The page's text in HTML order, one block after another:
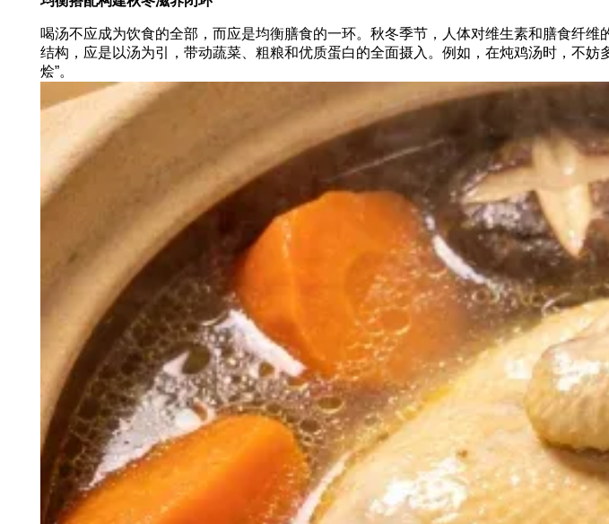
喝汤不应成为饮食的全部，而应是均衡膳食的一环。秋冬季节，人体对维生素和膳食纤
结构，应是以汤为引，带动蔬菜、粗粮和优质蛋白的全面摄入。例如，在炖鸡汤时，不
烩”。